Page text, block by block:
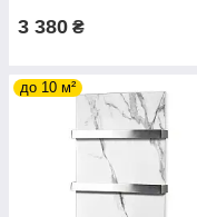
3 380 ₴
до 10 м²